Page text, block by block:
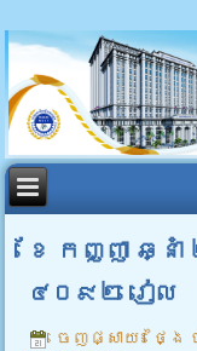
ខែ កញ្ញា ឆ្
៤០៩២ រៀល
ចេញផ្សាយ៖ ថ្ង